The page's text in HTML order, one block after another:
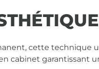
cette technique
cabinet garantissant